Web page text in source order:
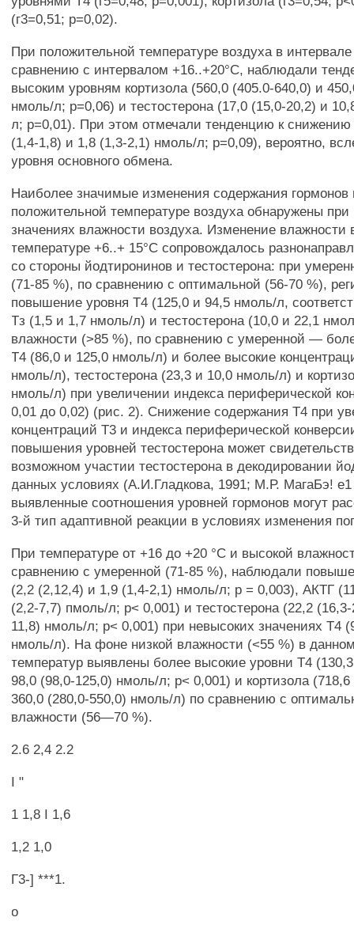
(г3=0,51; р=0,02).
При положительной температуре воздуха в
сравнению с интервалом +16..+20°С, наблюдали
высоким уровням кортизола (560,0 (405.0-640,0) и
нмоль/л; р=0,06) и тестостерона (17,0 (15,0-20,2) и
л; р=0,01). При этом отмечали тенденцию к снижению
(1,4-1,8) и 1,8 (1,3-2,1) нмоль/л; р=0,09), вероятно,
уровня основного обмена.
Наиболее значимые изменения содержания гормонов
положительной температуре воздуха обнаружены при
значениях влажности воздуха. Изменение влажности
температуре +6..+ 15°С сопровождалось
со стороны йодтиронинов и тестостерона: при
(71-85 %), по сравнению с оптимальной (56-70 %),
повышение уровня Т4 (125,0 и 94,5 нмоль/л,
Тз (1,5 и 1,7 нмоль/л) и тестостерона (10,0 и 22,1
влажности (>85 %), по сравнению с умеренной —
Т4 (86,0 и 125,0 нмоль/л) и более высокие
нмоль/л), тестостерона (23,3 и 10,0 нмоль/л) и
нмоль/л) при увеличении индекса периферической
0,01 до 0,02) (рис. 2). Снижение содержания Т4 при
концентраций Т3 и индекса периферической
повышения уровней тестостерона может
возможном участии тестостерона в декодировании
данных условиях (А.И.Гладкова, 1991; М.Р. МагаБэ!
выявленные соотношения уровней гормонов могут
3-й тип адаптивной реакции в условиях изменения
При температуре от +16 до +20 °С и высокой
сравнению с умеренной (71-85 %), наблюдали
(2,2 (2,12,4) и 1,9 (1,4-2,1) нмоль/л; р = 0,003), АКТГ
(2,2-7,7) пмоль/л; р< 0,001) и тестостерона (22,2
11,8) нмоль/л; р< 0,001) при невысоких значениях Т4
нмоль/л). На фоне низкой влажности (<55 %) в
температур выявлены более высокие уровни Т4
98,0 (98,0-125,0) нмоль/л; р< 0,001) и кортизола
360,0 (280,0-550,0) нмоль/л) по сравнению с
влажности (56—70 %).
2.6 2,4 2.2
I "
1 1,8 I 1,6
1,2 1,0
Г3-] ***1.
о